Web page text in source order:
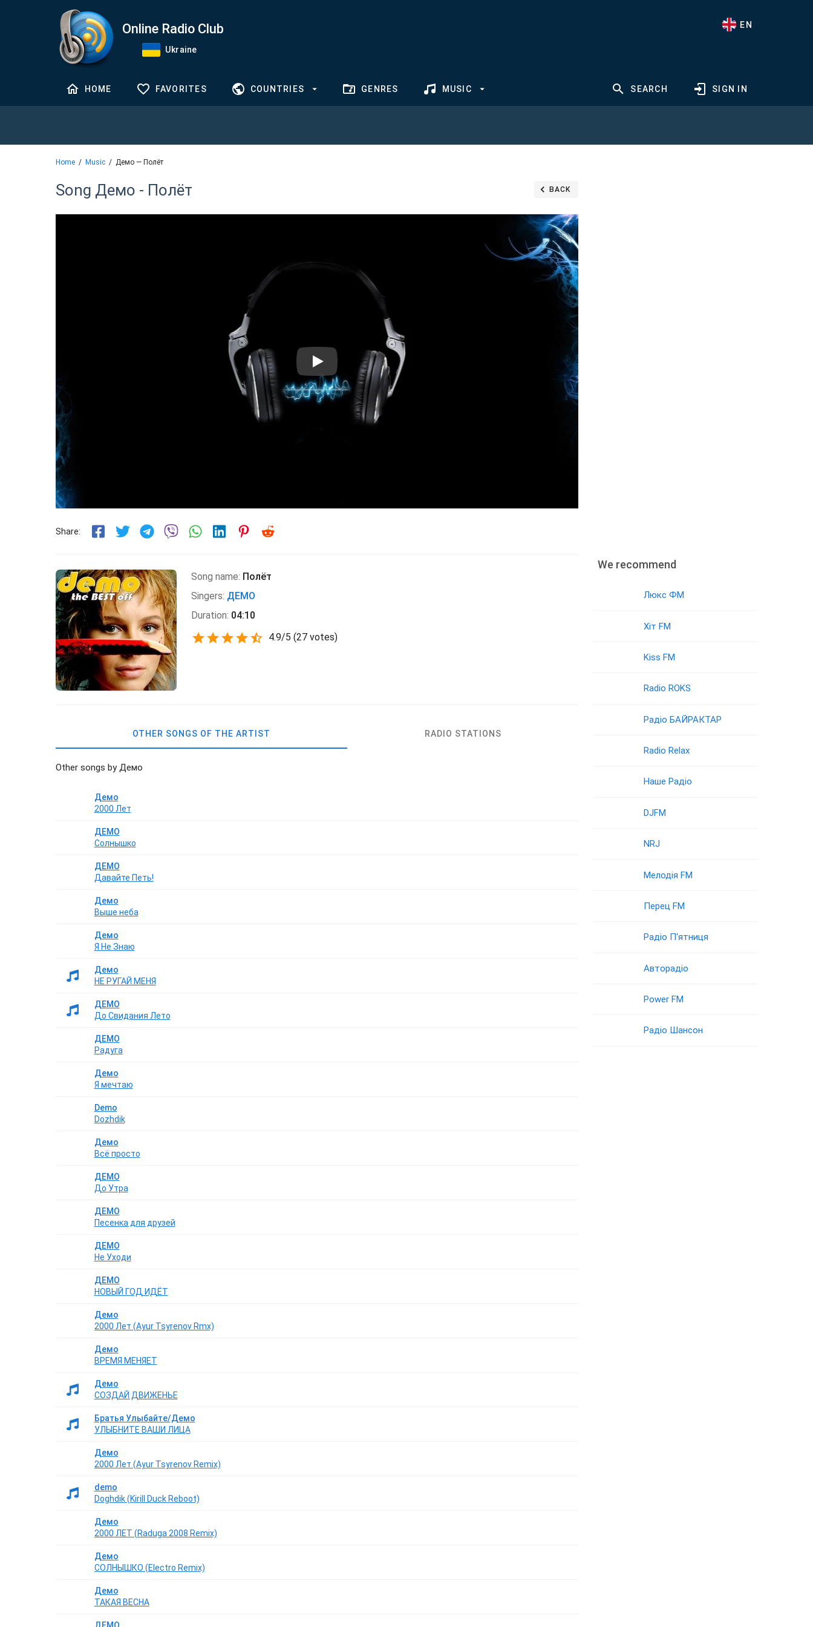
Online Radio Club
Ukraine
EN
HOME FAVORITES COUNTRIES GENRES MUSIC SEARCH SIGN IN
Home Music Демо — Полёт
Song Демо - Полёт BACK
Share:
Song name: Полёт
Singers: ДЕМО
Duration: 04:10
4.9/5 (27 votes)
OTHER SONGS OF THE ARTIST RADIO STATIONS
Other songs by Демо
Демо
2000 Лет
ДЕМО
Солнышко
ДЕМО
Давайте Петь!
Демо
Выше неба
Демо
Я Не Знаю
Демо
НЕ РУГАЙ МЕНЯ
ДЕМО
До Свидания Лето
ДЕМО
Радуга
Демо
Я мечтаю
Demo
Dozhdik
Демо
Всё просто
ДЕМО
До Утра
ДЕМО
Песенка для друзей
ДЕМО
Не Уходи
ДЕМО
НОВЫЙ ГОД ИДЁТ
Демо
2000 Лет (Ayur Tsyrenov Rmx)
Демо
ВРЕМЯ МЕНЯЕТ
Демо
СОЗДАЙ ДВИЖЕНЬЕ
Братья Улыбайте/Демо
УЛЫБНИТЕ ВАШИ ЛИЦА
Демо
2000 Лет (Ayur Tsyrenov Remix)
demo
Doghdik (Kirill Duck Reboot)
Демо
2000 ЛЕТ (Raduga 2008 Remix)
Демо
СОЛНЫШКО (Electro Remix)
Демо
ТАКАЯ ВЕСНА
We recommend
Люкс ФМ
Хіт FM
Kiss FM
Radio ROKS
Радіо БАЙРАКТАР
Radio Relax
Наше Радіо
DJFM
NRJ
Мелодія FM
Перец FM
Радіо П‘ятниця
Авторадіо
Power FM
Радіо Шансон